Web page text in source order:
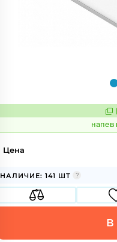
напев
Цена
НАЛИЧИЕ: 141 ШТ
В